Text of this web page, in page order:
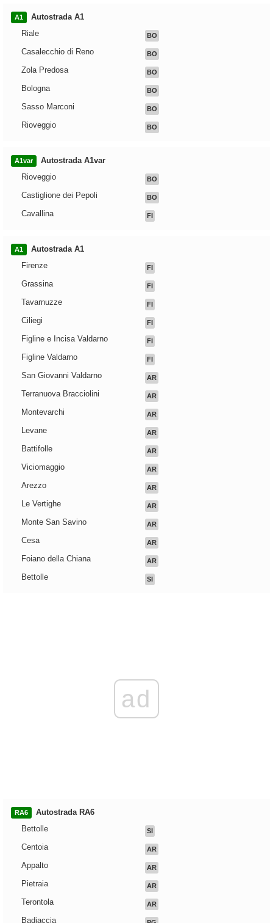
A1
Autostrada A1
Riale
BO
Casalecchio di Reno BO
Zola Predosa BO
Bologna BO
Sasso Marconi BO
Rioveggio BO
A1var
Autostrada A1var
Rioveggio
BO
Castiglione dei Pepoli BO
Cavallina FI
A1
Autostrada A1
Firenze
FI
Grassina FI
Tavarnuzze FI
Ciliegi FI
Figline e Incisa Valdarno FI
Figline Valdarno FI
San Giovanni Valdarno AR
Terranuova Bracciolini AR
Montevarchi AR
Levane AR
Battifolle AR
Viciomaggio AR
Arezzo AR
Le Vertighe AR
Monte San Savino AR
Cesa AR
Foiano della Chiana AR
Bettolle SI
ad
RA6
Autostrada RA6
Bettolle
SI
Centoia AR
Appalto AR
Pietraia AR
Terontola AR
Badiaccia